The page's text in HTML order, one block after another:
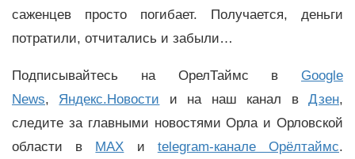
саженцев просто погибает. Получается, деньги
потратили, отчитались и забыли…
Подписывайтесь на ОрелТаймс в Google
News, Яндекс.Новости и на наш канал вДзен,
следите за главными новостями Орла и Орловской
области в MAX и telegram-канале Орёлтаймс.